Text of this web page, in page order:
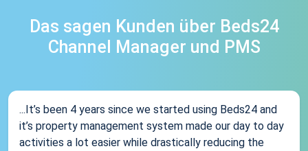
Das sagen Kunden über Beds24
Channel Manager und PMS
...It’s been 4 years since we started using Beds24 and
it’s property management system made our day to day
activities a lot easier while drastically reducing the